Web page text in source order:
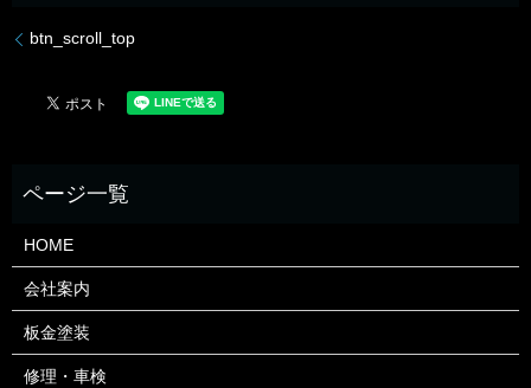
btn_scroll_top
HOME
会社案内
板金塗装
修理・車検